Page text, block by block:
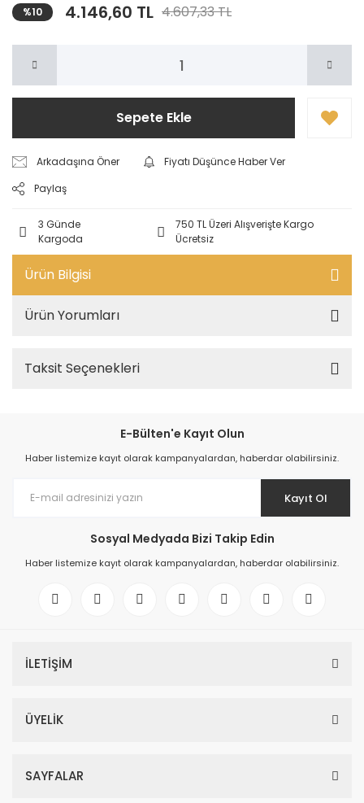
%10 4.146,60 TL 4.607,33 TL
Sepete Ekle
Arkadaşına Öner
Fiyatı Düşünce Haber Ver
Paylaş
3 Günde
Kargoda
750 TL Üzeri Alışverişte Kargo
Ücretsiz
Ürün Bilgisi
Ürün Yorumları
Taksit Seçenekleri
E-Bülten'e Kayıt Olun
Haber listemize kayıt olarak kampanyalardan, haberdar olabilirsiniz.
Kayıt Ol
Sosyal Medyada Bizi Takip Edin
Haber listemize kayıt olarak kampanyalardan, haberdar olabilirsiniz.
İLETİŞİM
ÜYELİK
SAYFALAR